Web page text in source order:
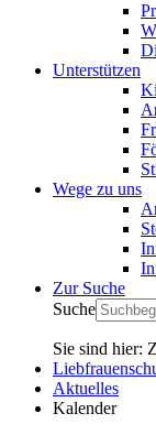
Unterstützen
Wege zu uns
Zur Suche
Suche
Sie sind hier:
Aktuelles
Kalender